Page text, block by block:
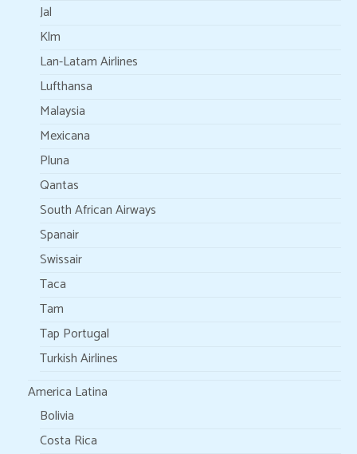
Jal
Klm
Lan-Latam Airlines
Lufthansa
Malaysia
Mexicana
Pluna
Qantas
South African Airways
Spanair
Swissair
Taca
Tam
Tap Portugal
Turkish Airlines
America Latina
Bolivia
Costa Rica